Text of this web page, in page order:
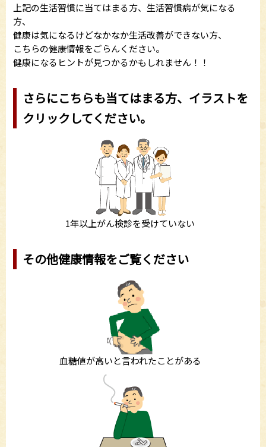
上記の生活習慣に当てはまる方、生活習慣病が気になる
方、
健康は気になるけどなかなか生活改善ができない方、
こちらの健康情報をごらんください。
健康になるヒントが見つかるかもしれません！！
さらにこちらも当てはまる方、イラストを
クリックしてください。
1年以上がん検診を受けていない
その他健康情報をご覧ください
血糖値が高いと言われたことがある